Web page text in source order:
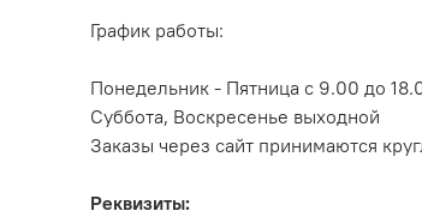
График работы:
Понедельник - Пятница с 9.00 до
Суббота, Воскресенье выходной
Заказы через сайт принимаются
Реквизиты: